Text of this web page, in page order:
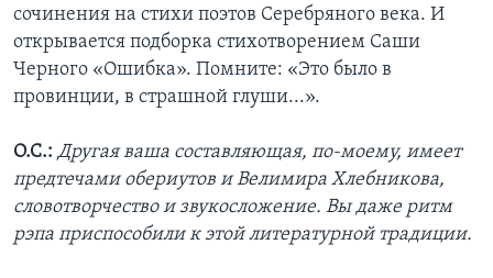
сочинения на стихи поэтов Серебряного века. И
открывается подборка стихотворением Саши
Черного «Ошибка». Помните: «Это было в
провинции, в страшной глуши...».
О.С.: Другая ваша составляющая, по-моему, имеет
предтечами обериутов и Велимира Хлебникова,
словотворчество и звукосложение. Вы даже ритм
рэпа приспособили к этой литературной традиции.